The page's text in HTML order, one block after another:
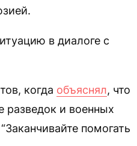
в диалоге с
когда объяснял, что
разведок и военных
помогать